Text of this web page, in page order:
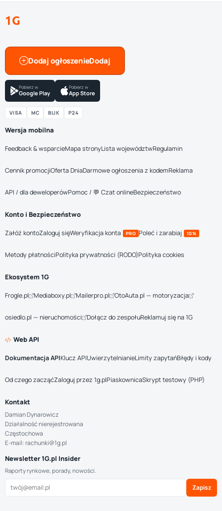
1G
Dodaj ogłoszenie
Pobierz w
Google Play
Pobierz w
App Store
VISA MC BLIK P24
Wersja mobilna
Feedback & wsparcieMapa stronyLista województwRegulamin
Cennik promocjiOferta DniaDarmowe ogłoszenia z kodemReklama
API / dla deweloperówPomoc / 💬 Czat onlineBezpieczeństwo
Konto i Bezpieczeństwo
Załóż kontoZaloguj sięWeryfikacja konta PRO Poleć i zarabiaj 10%
Metody płatnościPolityka prywatności (RODO)Polityka cookies
Ekosystem 1G
Frogle.pl Mediaboxy.pl Mailerpro.pl OtoAuta.pl — motoryzacja
osiedlo.pl — nieruchomości Dołącz do zespołuReklamuj się na 1G
Web API
Dokumentacja APIKlucz APIUwierzytelnianieLimity zapytańBłędy i kody
Od czego zacząćZaloguj przez 1g.plPiaskownicaSkrypt testowy (PHP)
Kontakt
Damian Dynarowicz
Działalność nierejestrowana
Częstochowa
E-mail: rachunki@1g.pl
Newsletter 1G.pl Insider
Raporty rynkowe, porady, nowości.
Zapisz